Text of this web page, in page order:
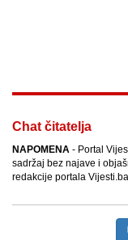
Chat čitatelja
NAPOMENA - Portal
sadržaj bez najave i
redakcije portala